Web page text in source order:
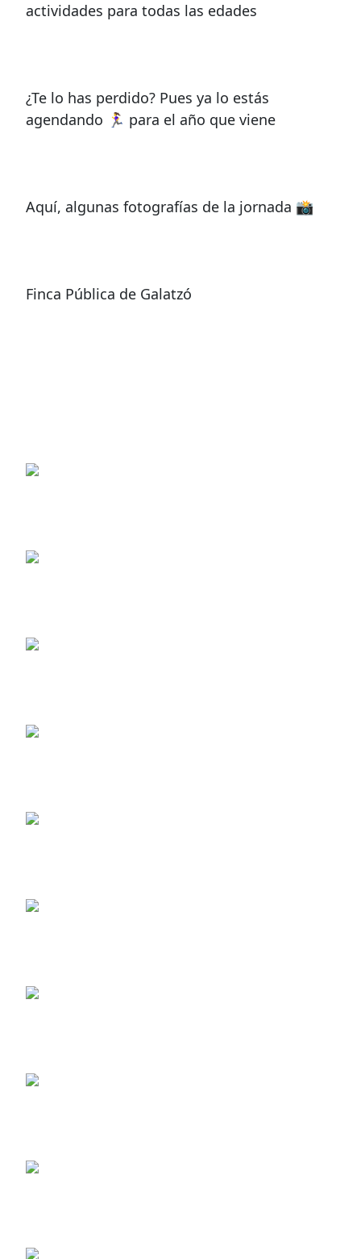
actividades para todas las edades
¿Te lo has perdido? Pues ya lo estás
agendando 🏃‍♀️ para el año que viene
Aquí, algunas fotografías de la jornada 📸
Finca Pública de Galatzó